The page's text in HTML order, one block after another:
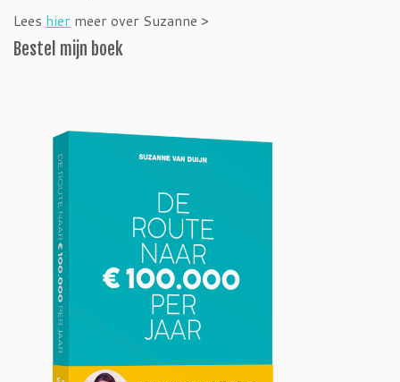
Lees hier meer over Suzanne >
Bestel mijn boek